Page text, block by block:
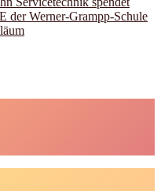
der Werner-Grampp-Schule